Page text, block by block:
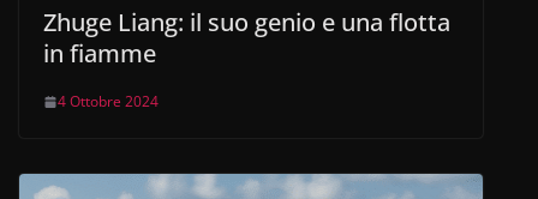
Zhuge Liang: il suo genio e una flotta
in fiamme
4 Ottobre 2024